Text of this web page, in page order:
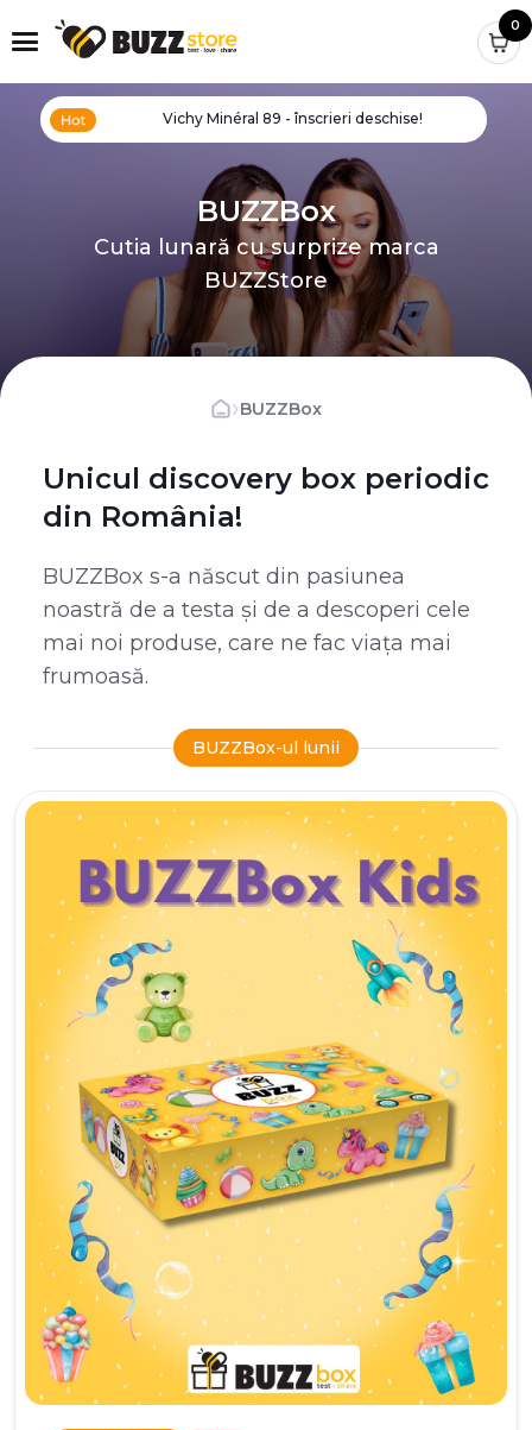
0
Vichy Minéral 89 - înscrieri deschise!
BUZZBox
Cutia lunară cu surprize marca
BUZZStore
›BUZZBox
Unicul discovery box periodic
din România!
BUZZBox s-a născut din pasiunea
noastră de a testa și de a descoperi cele
mai noi produse, care ne fac viața mai
frumoasă.
BUZZBox-ul lunii